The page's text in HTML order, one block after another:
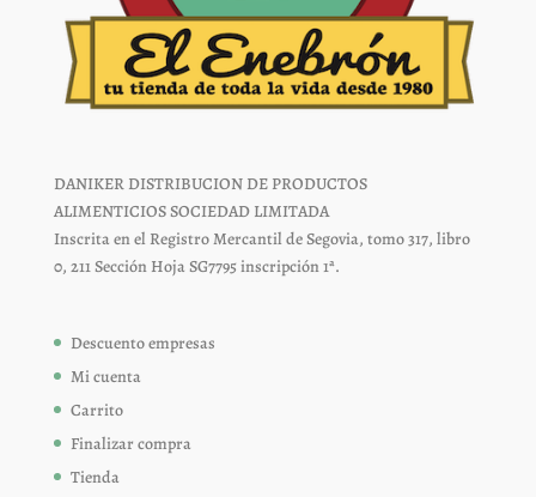
DANIKER DISTRIBUCION DE PRODUCTOS
ALIMENTICIOS SOCIEDAD LIMITADA
Inscrita en el Registro Mercantil de Segovia, tomo 317, libro
0, 211 Sección Hoja SG7795 inscripción 1ª.
Descuento empresas
Mi cuenta
Carrito
Finalizar compra
Tienda